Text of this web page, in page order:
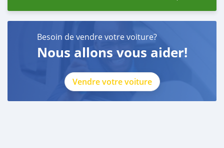
Besoin de vendre votre voiture?
Nous allons vous aider!
Vendre votre voiture